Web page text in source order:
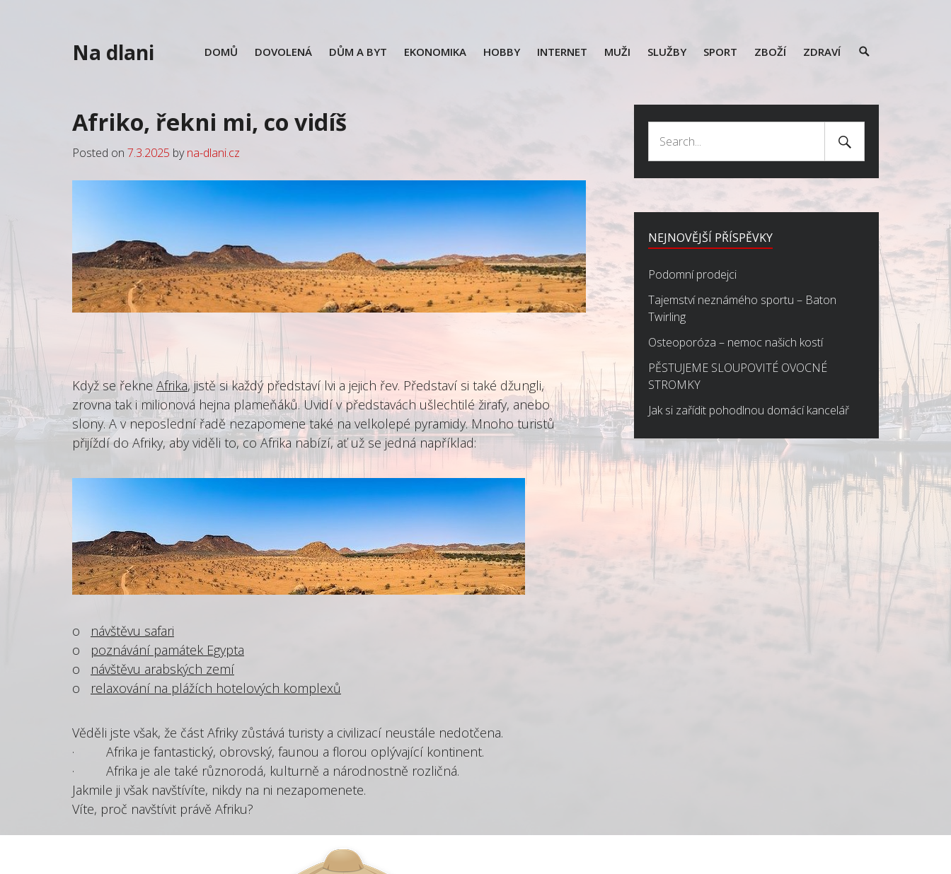
Na dlani DOMŮ DOVOLENÁ DŮM A BYT EKONOMIKA HOBBY INTERNET MUŽI SLUŽBY SPORT ZBOŽÍ ZDRAVÍ
Afriko, řekni mi, co vidíš
Posted on 7.3.2025 byna-dlani.cz
Když se řekne Afrika, jistě si každý představí lvi a jejich řev. Představí si také džungli,
zrovna tak i milionová hejna plameňáků. Uvidí v představách ušlechtilé žirafy, anebo
slony. A v neposlední řadě nezapomene také na velkolepé pyramidy. Mnoho turistů
přijíždí do Afriky, aby viděli to, co Afrika nabízí, ať už se jedná například:
o návštěvu safari
o poznávání památek Egypta
o návštěvu arabských zemí
o relaxování na plážích hotelových komplexů
Věděli jste však, že část Afriky zůstává turisty a civilizací neustále nedotčena.
· Afrika je fantastický, obrovský, faunou a florou oplývající kontinent.
· Afrika je ale také různorodá, kulturně a národnostně rozličná.
Jakmile ji však navštívíte, nikdy na ni nezapomenete.
Víte, proč navštívit právě Afriku?
Search
for:
Search
Submit
NEJNOVĚJŠÍ PŘÍSPĚVKY
Podomní prodejci
Tajemství neznámého sportu – Baton
Twirling
Osteoporóza – nemoc našich kostí
PĚSTUJEME SLOUPOVITÉ OVOCNÉ
STROMKY
Jak si zařídit pohodlnou domácí kancelář